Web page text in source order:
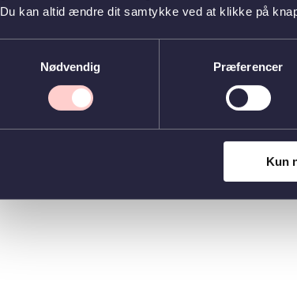
Du kan altid ændre dit samtykke ved at klikke på
Nødvendig
Præferencer
Kun